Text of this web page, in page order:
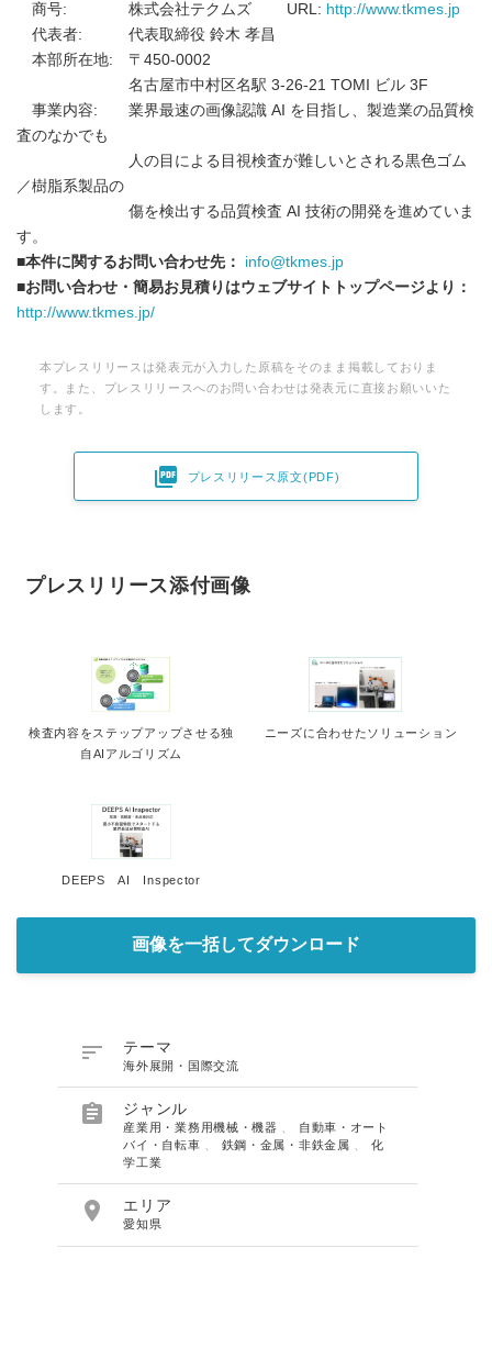
商号: 株式会社テクムズ URL: http://www.tkmes.jp
代表者: 代表取締役 鈴木 孝昌
本部所在地: 〒450-0002
名古屋市中村区名駅 3-26-21 TOMI ビル 3F
事業内容: 業界最速の画像認識 AI を目指し、製造業の品質検
査のなかでも
人の目による目視検査が難しいとされる黒色ゴム
／樹脂系製品の
傷を検出する品質検査 AI 技術の開発を進めていま
す。
■本件に関するお問い合わせ先：
info@tkmes.jp
■お問い合わせ・簡易お見積りはウェブサイトトップページより：
http://www.tkmes.jp/
本プレスリリースは発表元が入力した原稿をそのまま掲載しておりま
す。また、プレスリリースへのお問い合わせは発表元に直接お願いいた
します。
 プレスリリース原文(PDF)
プレスリリース添付画像
検査内容をステップアップさせる独
自AIアルゴリズム
ニーズに合わせたソリューション
DEEPS AI Inspector
画像を一括してダウンロード
 テーマ
海外展開・国際交流
 ジャンル
産業用・業務用機械・機器
自動車・オート
バイ・自転車
鉄鋼・金属・非鉄金属
化
学工業
 エリア
愛知県